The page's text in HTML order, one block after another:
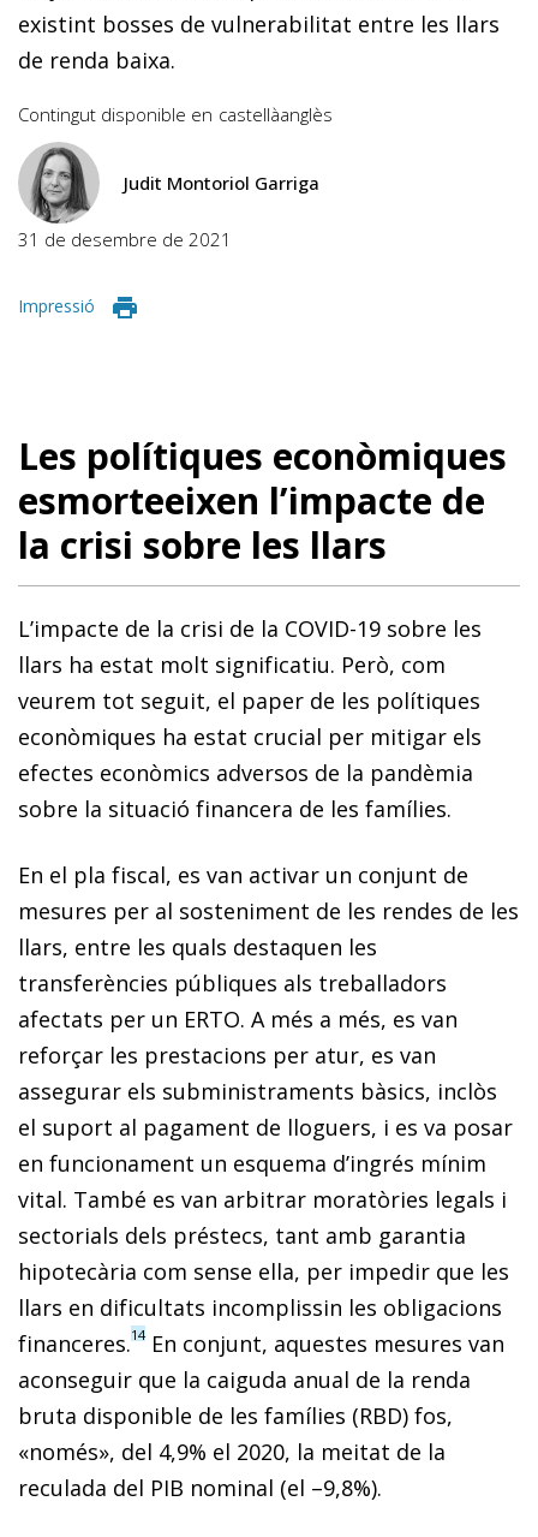
existint bosses de vulnerabilitat entre les llars
de renda baixa.
Contingut disponible en castellàanglès
Judit Montoriol Garriga
31 de desembre de 2021
Impressió
Les polítiques econòmiques
esmorteeixen l’impacte de
la crisi sobre les llars
L’impacte de la crisi de la COVID-19 sobre les
llars ha estat molt significatiu. Però, com
veurem tot seguit, el paper de les polítiques
econòmiques ha estat crucial per mitigar els
efectes econòmics adversos de la pandèmia
sobre la situació financera de les famílies.
En el pla fiscal, es van activar un conjunt de
mesures per al sosteniment de les rendes de les
llars, entre les quals destaquen les
transferències públiques als treballadors
afectats per un ERTO. A més a més, es van
reforçar les prestacions per atur, es van
assegurar els subministraments bàsics, inclòs
el suport al pagament de lloguers, i es va posar
en funcionament un esquema d’ingrés mínim
vital. També es van arbitrar moratòries legals i
sectorials dels préstecs, tant amb garantia
hipotecària com sense ella, per impedir que les
llars en dificultats incomplissin les obligacions
financeres.14En conjunt, aquestes mesures van
aconseguir que la caiguda anual de la renda
bruta disponible de les famílies (RBD) fos,
«només», del 4,9% el 2020, la meitat de la
reculada del PIB nominal (el –9,8%).